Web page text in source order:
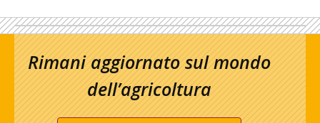
Rimani aggiornato sul mondo
dell’agricoltura